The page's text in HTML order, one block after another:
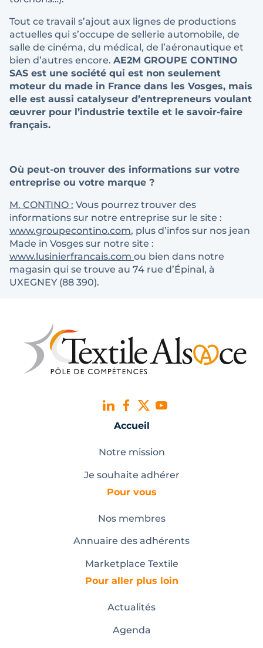
Tout ce travail s’ajout aux lignes de productions
actuelles qui s’occupe de sellerie automobile, de
salle de cinéma, du médical, de l’aéronautique et
bien d’autres encore. AE2M GROUPE CONTINO
SAS est une société qui est non seulement
moteur du made in France dans les Vosges, mais
elle est aussi catalyseur d’entrepreneurs voulant
œuvrer pour l’industrie textile et le savoir-faire
français.
Où peut-on trouver des informations sur votre
entreprise ou votre marque ?
M. CONTINO : Vous pourrez trouver des
informations sur notre entreprise sur le site :
www.groupecontino.com, plus d’infos sur nos jean
Made in Vosges sur notre site :
www.lusinierfrancais.com ou bien dans notre
magasin qui se trouve au 74 rue d’Épinal, à
UXEGNEY (88 390).
Accueil
Notre mission
Je souhaite adhérer
Pour vous
Nos membres
Annuaire des adhérents
Marketplace Textile
Pour aller plus loin
Actualités
Agenda